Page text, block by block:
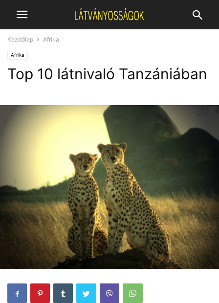
Kezdőlap Afrika
Afrika
Top 10 látnivaló Tanzániában